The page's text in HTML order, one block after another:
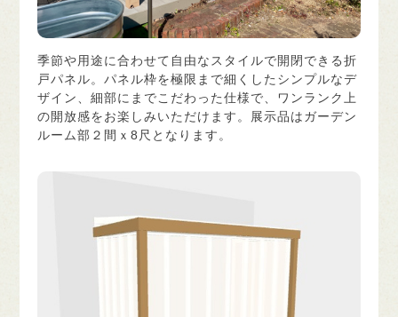
季節や用途に合わせて自由なスタイルで開閉できる折
戸パネル。パネル枠を極限まで細くしたシンプルなデ
ザイン、細部にまでこだわった仕様で、ワンランク上
の開放感をお楽しみいただけます。展示品はガーデン
ルーム部２間ｘ8尺となります。